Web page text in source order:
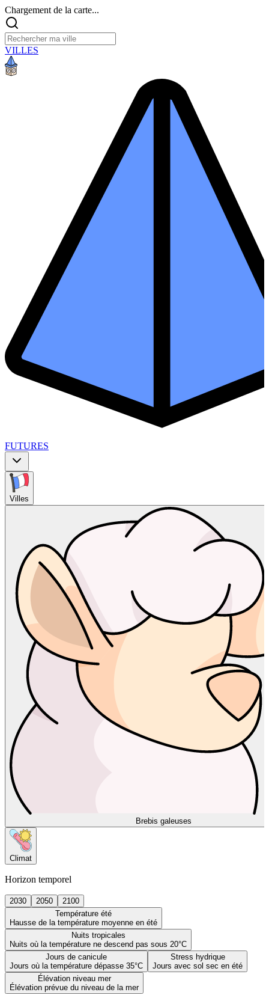
Chargement de la carte...
VILLES
FUTURES
Villes
Brebis galeuses
Climat
Horizon temporel
2030 2050
2100
Température été
Hausse de la température moyenne en été
Nuits tropicales
Nuits où la température ne descend pas sous 20°C
Jours de canicule
Jours où la température dépasse 35°C
Stress hydrique
Jours avec sol sec en été
Élévation niveau mer
Élévation prévue du niveau de la mer